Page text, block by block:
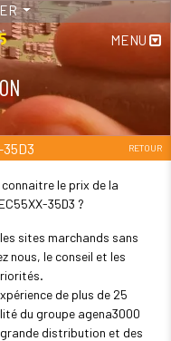
MENU
RETOUR
le prix de la
35D3 ?
sites marchands sans
nous, le conseil et les
de plus de 25
du groupe agena3000
distribution et des